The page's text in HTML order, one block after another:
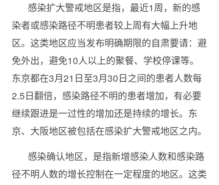
感染扩大警戒地区是指，最近1周，新的感
染者或感染路径不明患者较上周有大幅上升地
区。这类地区应当发布明确期限的自肃要请：避
免外出，避免10人以上的聚餐、学校停课等。
东京都在3月21日至3月30日之间的患者人数每
2.5日翻倍，感染路径不明的患者增加，有必要
继续跟进是一过性的增加还是持续的增长。东
京、大阪地区被包括在感染扩大警戒地区之内。
感染确认地区，是指新增感染人数和感染路
径不明人数的增长控制在一定程度的地区。这类